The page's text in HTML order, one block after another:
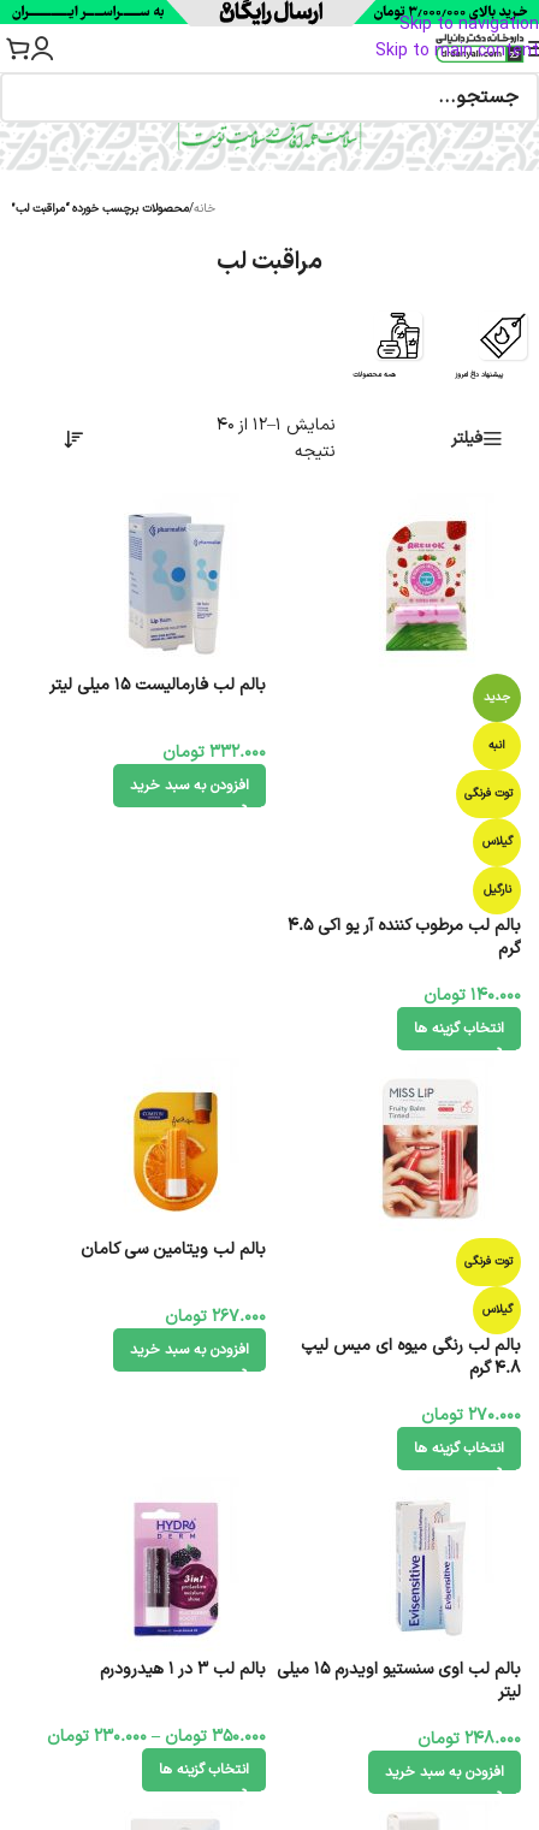
Skip to navigation
Skip to main content
مراقبت لب
خانه/محصولات برچسب خورده “مراقبت لب”
پیشنهاد داغ امروز همه محصولات
فیلتر
نمایش 1–12 از 40
نتیجه
جدید
انبه
توت فرنگی
گیلاس
نارگیل
بالم لب مرطوب کننده آر یو اکی 4.5
گرم
140.000تومان
انتخاب گزینه ها
بالم لب فارمالیست 15 میلی لیتر
332.000تومان
افزودن به سبد خرید
توت فرنگی
گیلاس
بالم لب رنگی میوه ای میس لیپ
4.8 گرم
270.000تومان
انتخاب گزینه ها
بالم لب ویتامین سی کامان
267.000تومان
افزودن به سبد خرید
بالم لب اوی سنستیو اویدرم 15 میلی
لیتر
248.000تومان
افزودن به سبد خرید
بالم لب 3 در 1 هیدرودرم
350.000تومان –
230.000تومان
انتخاب گزینه ها